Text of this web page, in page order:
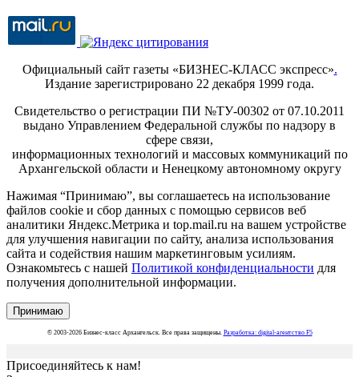
Официальный сайт газеты «БИЗНЕС-КЛАСС экспресс».
Издание зарегистрировано 22 декабря 1999 года.
Свидетельство о регистрации ПИ №ТУ-00302 от 07.10.2011
выдано Управлением Федеральной службы по надзору в
сфере связи,
информационных технологий и массовых коммуникаций по
Архангельской области и Ненецкому автономному округу
Нажимая “Принимаю”, вы соглашаетесь на использование
файлов cookie и сбор данных с помощью сервисов веб
аналитики Яндекс.Метрика и top.mail.ru на вашем устройстве
для улучшения навигации по сайту, анализа использования
сайта и содействия нашим маркетинговым усилиям.
Ознакомьтесь с нашей Политикой конфиденциальности для
получения дополнительной информации.
Принимаю
© 2003-2026 Бизнес-класс Архангельск. Все права защищены. Разработка: digital-агентство F5
Присоединяйтесь к нам!